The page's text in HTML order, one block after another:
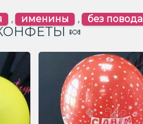
, именины , без повода
🍬